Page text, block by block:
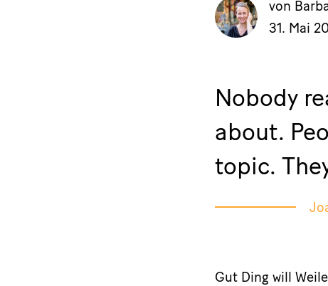
von
31. Mai
Nobody
about.
topic.
Gut Ding will